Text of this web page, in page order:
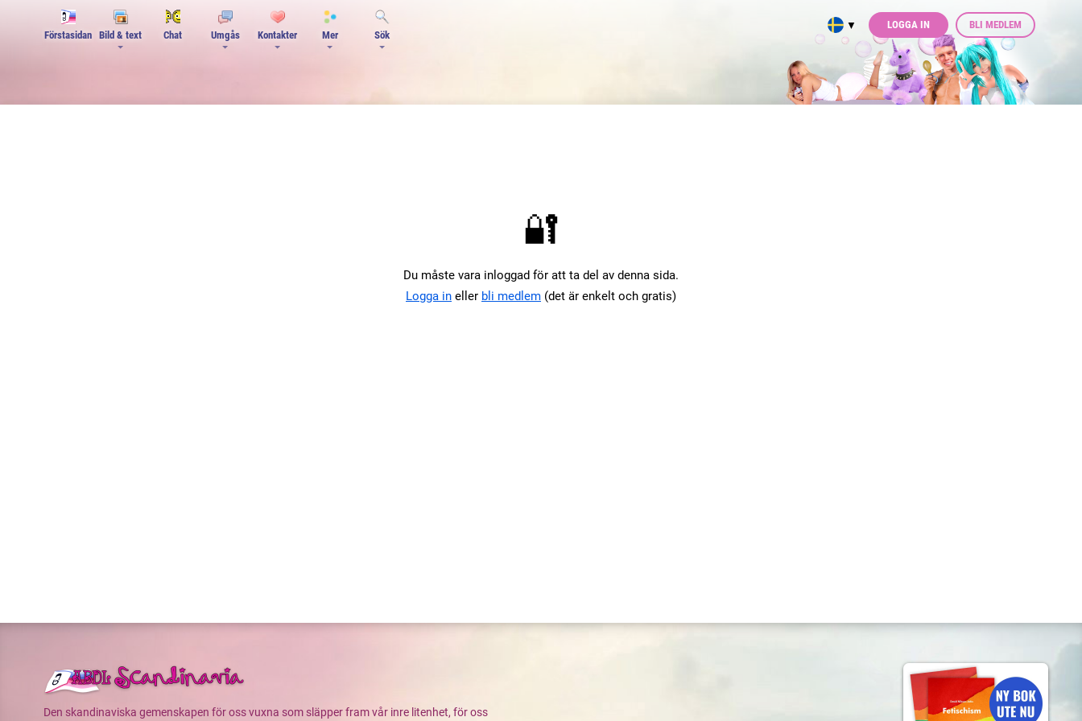
▼ LOGGA IN
BLI MEDLEM
Förstasidan Bild & text Chat Umgås Kontakter Mer Sök
🔐
Du måste vara inloggad för att ta del av denna sida.
Logga in eller bli medlem (det är enkelt och gratis)
Den skandinaviska gemenskapen för oss vuxna som släpper fram vår inre litenhet, för oss